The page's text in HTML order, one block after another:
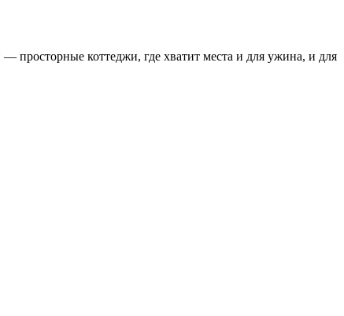
просторные коттеджи, где хватит места и для ужина, и для